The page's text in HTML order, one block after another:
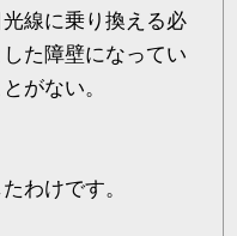
線に乗り換える必
た障壁になってい
がない。
わけです。